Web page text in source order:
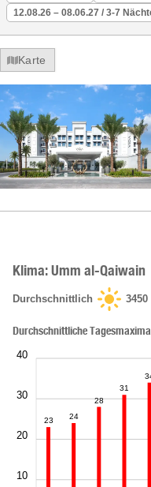
12.08.26 – 08.06.27 / 3-7
Karte
Klima: Umm al-Qaiwain
Durchschnittlich 3450
10
20
30
40
Durchschnittliche
23 24
28
31